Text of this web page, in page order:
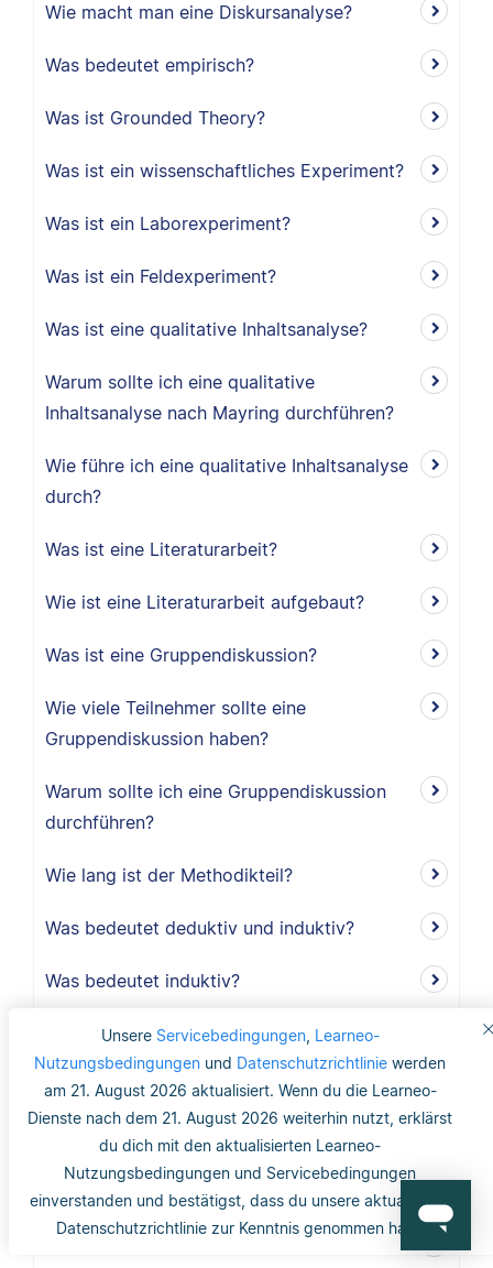
Unsere Servicebedingungen, Learneo-
Nutzungsbedingungen und Datenschutzrichtlinie werden
am 21. August 2026 aktualisiert. Wenn du die Learneo-
Dienste nach dem 21. August 2026 weiterhin nutzt, erklärst
du dich mit den aktualisierten Learneo-
Nutzungsbedingungen und Servicebedingungen
einverstanden und bestätigst, dass du unsere aktualisierte
Datenschutzrichtlinie zur Kenntnis genommen hast.
Wie macht man eine Diskursanalyse?
Was bedeutet empirisch?
Was ist Grounded Theory?
Was ist ein wissenschaftliches Experiment?
Was ist ein Laborexperiment?
Was ist ein Feldexperiment?
Was ist eine qualitative Inhaltsanalyse?
Warum sollte ich eine qualitative
Inhaltsanalyse nach Mayring durchführen?
Wie führe ich eine qualitative Inhaltsanalyse
durch?
Was ist eine Literaturarbeit?
Wie ist eine Literaturarbeit aufgebaut?
Was ist eine Gruppendiskussion?
Wie viele Teilnehmer sollte eine
Gruppendiskussion haben?
Warum sollte ich eine Gruppendiskussion
durchführen?
Wie lang ist der Methodikteil?
Was bedeutet deduktiv und induktiv?
Was bedeutet induktiv?
Was bedeutet deduktiv?
Was ist Validität?
Was ist interne Validität?
Was versteht man unter Validität?